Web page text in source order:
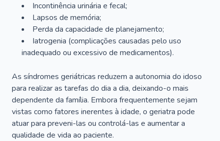
Incontinência urinária e fecal;
Lapsos de memória;
Perda da capacidade de planejamento;
Iatrogenia (complicações causadas pelo uso
inadequado ou excessivo de medicamentos).
As síndromes geriátricas reduzem a autonomia do idoso
para realizar as tarefas do dia a dia, deixando-o mais
dependente da família. Embora frequentemente sejam
vistas como fatores inerentes à idade, o geriatra pode
atuar para preveni-las ou controlá-las e aumentar a
qualidade de vida ao paciente.